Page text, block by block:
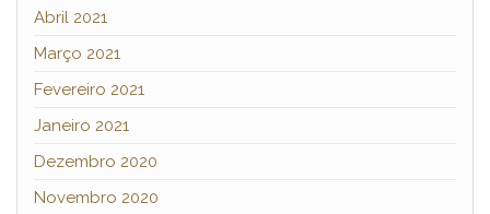
Abril 2021
Março 2021
Fevereiro 2021
Janeiro 2021
Dezembro 2020
Novembro 2020